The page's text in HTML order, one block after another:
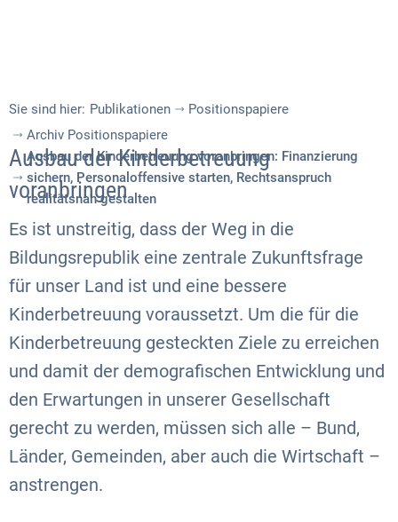
Sie sind hier: Publikationen
Positionspapiere
Archiv Positionspapiere
Ausbau der Kinderbetreuung voranbringen: Finanzierung
sichern, Personaloffensive starten, Rechtsanspruch
realitätsnah gestalten
Ausbau der Kinderbetreuung
voranbringen
Es ist unstreitig, dass der Weg in die
Bildungsrepublik eine zentrale Zukunftsfrage
für unser Land ist und eine bessere
Kinderbetreuung voraussetzt. Um die für die
Kinderbetreuung gesteckten Ziele zu erreichen
und damit der demografischen Entwicklung und
den Erwartungen in unserer Gesellschaft
gerecht zu werden, müssen sich alle – Bund,
Länder, Gemeinden, aber auch die Wirtschaft –
anstrengen.